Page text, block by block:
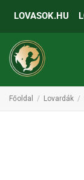
LOVASOK.HU
Főoldal Lovardák